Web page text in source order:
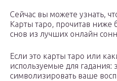
Сейчас вы можете узнать,
Карты таро, прочитав ниже
снов из лучших онлайн
Если это карты таро или
используемые для гадания:
символизировать ваше